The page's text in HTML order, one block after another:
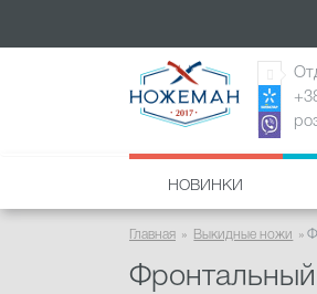
НОВИНКИ
Главная Выкидные ножи